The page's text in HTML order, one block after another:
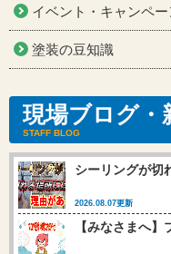
イベント・キャンペー
塗装の豆知識
現場ブログ・
STAFF BLOG
シーリングが切
2026.08.07更新
【みなさまへ